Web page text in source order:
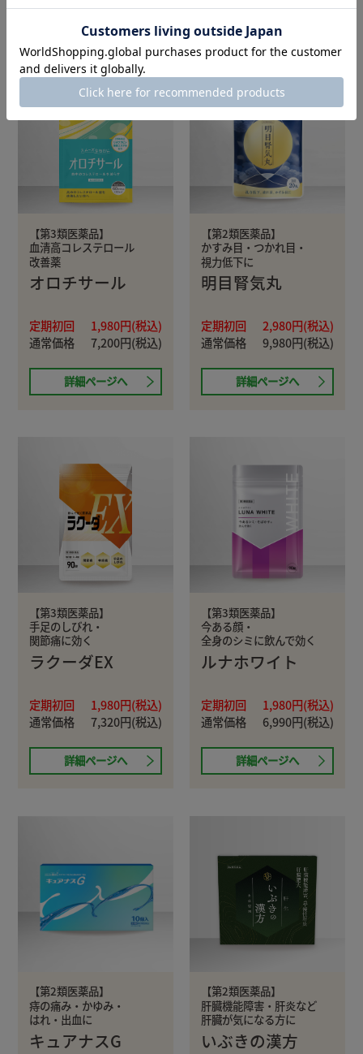
【第3類医薬品】
血清高コレステロール
改善薬
オロチサール
定期初回
1,980円(税込)
通常価格
7,200円(税込)
詳細ページへ
【第2類医薬品】
かすみ目・つかれ目・
視力低下に
明目腎気丸
定期初回
2,980円(税込)
通常価格
9,980円(税込)
詳細ページへ
【第3類医薬品】
手足のしびれ・
関節痛に効く
ラクーダEX
定期初回
1,980円(税込)
通常価格
7,320円(税込)
詳細ページへ
【第3類医薬品】
今ある顔・
全身のシミに飲んで効く
ルナホワイト
定期初回
1,980円(税込)
通常価格
6,990円(税込)
詳細ページへ
【第2類医薬品】
痔の痛み・かゆみ・
はれ・出血に
キュアナスG
【第2類医薬品】
肝臓機能障害・肝炎など
肝臓が気になる方に
いぶきの漢方